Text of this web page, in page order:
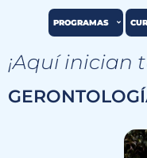
PROGRAMAS
¡Aquí inician